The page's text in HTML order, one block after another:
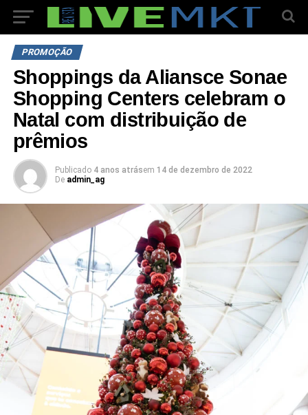
PROMOÇÃO
Shoppings da Aliansce Sonae
Shopping Centers celebram o
Natal com distribuição de
prêmios
Publicado 4 anos atrásem 14 de dezembro de 2022
De admin_ag